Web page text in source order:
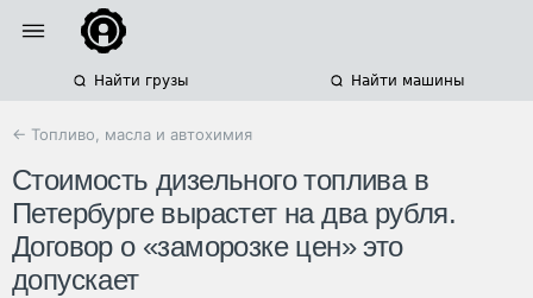
Найти грузы Найти машины
← Топливо, масла и автохимия
Стоимость дизельного топлива в
Петербурге вырастет на два рубля.
Договор о «заморозке цен» это
допускает